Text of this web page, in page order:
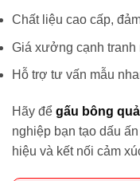
Chất liệu cao cấp,
Giá xưởng cạnh tranh
Hỗ trợ tư vấn mẫu
Hãy để gấu bông
nghiệp bạn tạo dấu
hiệu và kết nối cảm